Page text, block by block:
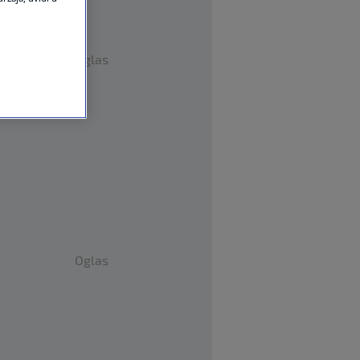
Oglas
Oglas